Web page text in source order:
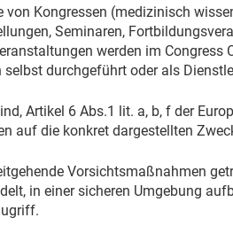
von Kongressen (medizinisch
Seminaren,
werden im Congress
durchgeführt oder als
Artikel 6 Abs.1 lit. a, b, f der
auf die konkret dargestellten
Vorsichtsmaßnahmen
in einer sicheren Umgebung